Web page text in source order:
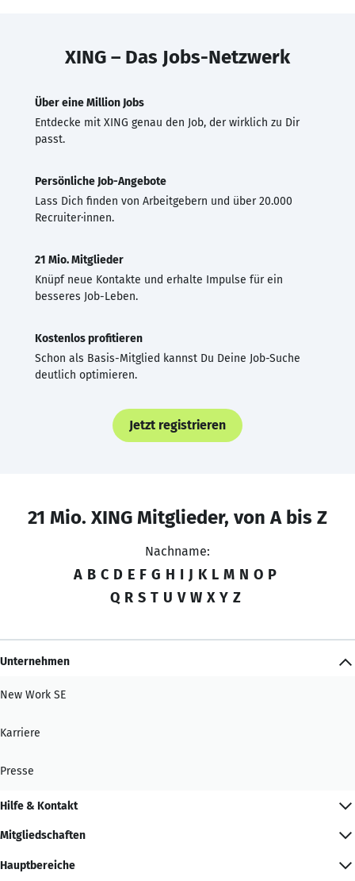
XING – Das Jobs-Netzwerk
Über eine Million Jobs
Entdecke mit XING genau den Job, der wirklich zu Dir
passt.
Persönliche Job-Angebote
Lass Dich finden von Arbeitgebern und über 20.000
Recruiter·innen.
21 Mio. Mitglieder
Knüpf neue Kontakte und erhalte Impulse für ein
besseres Job-Leben.
Kostenlos profitieren
Schon als Basis-Mitglied kannst Du Deine Job-Suche
deutlich optimieren.
Jetzt registrieren
21 Mio. XING Mitglieder, von A bis Z
Nachname:
A B C D E F G H I J K L M N O P
Q R S T U V W X Y Z
Unternehmen
New Work SE
Karriere
Presse
Hilfe & Kontakt
Mitgliedschaften
Hauptbereiche